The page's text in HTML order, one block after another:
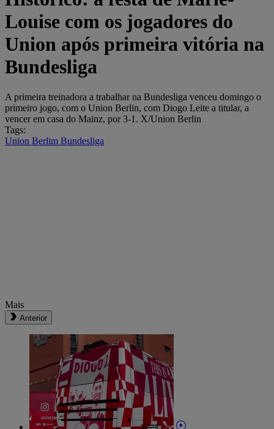
Louise com os jogadores do
Union após primeira vitória na
Bundesliga
A primeira treinadora a trabalhar na Bundesliga venceu domingo o
primeiro jogo, com o Union Berlin, com Diogo Leite a titular, a
vencer em casa do Mainz, por 3-1. X/Union Berlin
Tags:
Union Berlim Bundesliga
Mais
Anterior